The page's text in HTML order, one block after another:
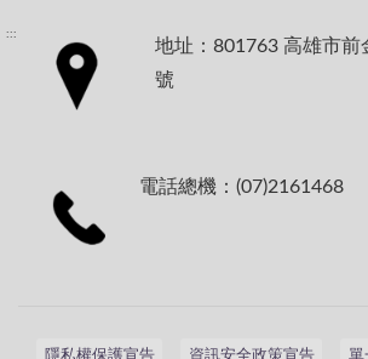
:::
地址：801763 高雄市前
號
電話總機：(07)2161468